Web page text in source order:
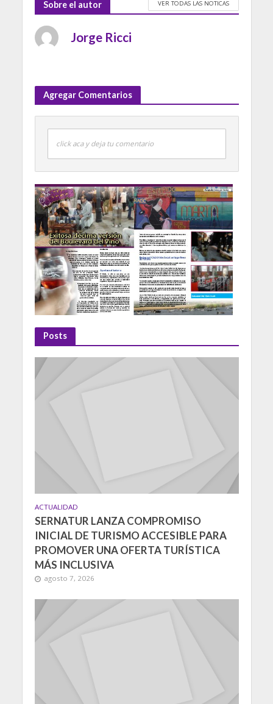
Sobre el autor VER TODAS LAS NOTICAS
Jorge Ricci
Agregar Comentarios
click aca y deja tu comentario
Posts
ACTUALIDAD
SERNATUR LANZA COMPROMISO
INICIAL DE TURISMO ACCESIBLE PARA
PROMOVER UNA OFERTA TURÍSTICA
MÁS INCLUSIVA
agosto 7, 2026